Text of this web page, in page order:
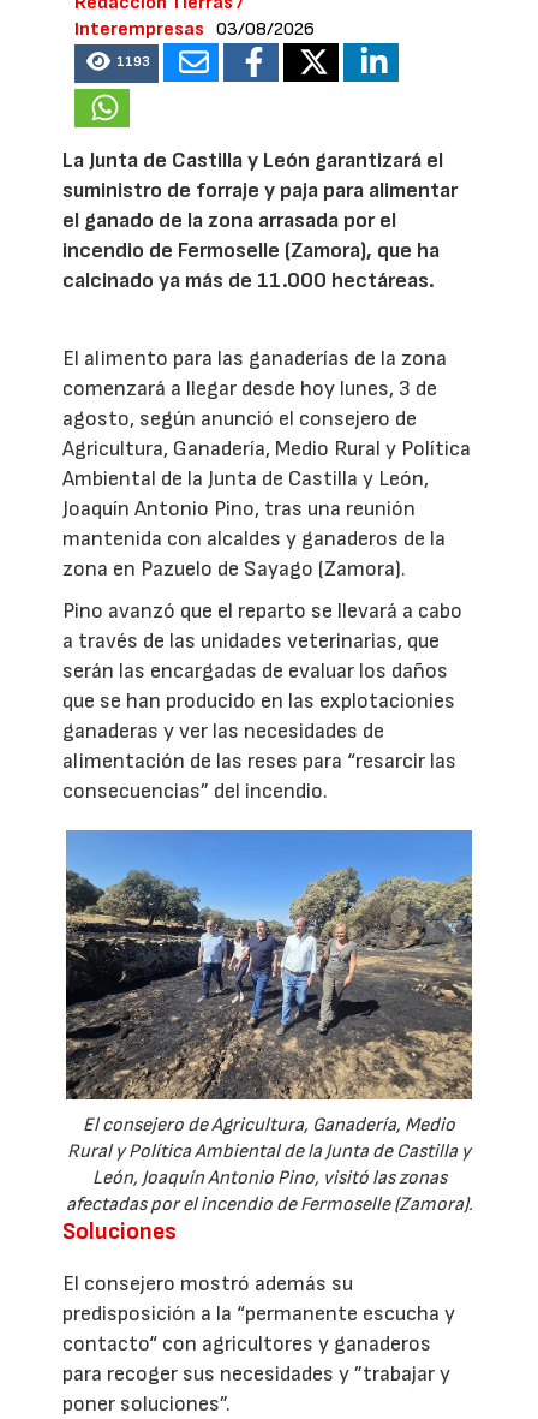
Interempresas
03/08/2026
1193
La Junta de Castilla y León garantizará el
suministro de forraje y paja para alimentar
el ganado de la zona arrasada por el
incendio de Fermoselle (Zamora), que ha
calcinado ya más de 11.000 hectáreas.
El alimento para las ganaderías de la zona
comenzará a llegar desde hoy lunes, 3 de
agosto, según anunció el consejero de
Agricultura, Ganadería, Medio Rural y Política
Ambiental de la Junta de Castilla y León,
Joaquín Antonio Pino, tras una reunión
mantenida con alcaldes y ganaderos de la
zona en Pazuelo de Sayago (Zamora).
Pino avanzó que el reparto se llevará a cabo
a través de las unidades veterinarias, que
serán las encargadas de evaluar los daños
que se han producido en las explotacionies
ganaderas y ver las necesidades de
alimentación de las reses para “resarcir las
consecuencias” del incendio.
El consejero de Agricultura, Ganadería, Medio
Rural y Política Ambiental de la Junta de Castilla y
León, Joaquín Antonio Pino, visitó las zonas
afectadas por el incendio de Fermoselle (Zamora).
Soluciones
El consejero mostró además su
predisposición a la “permanente escucha y
contacto“ con agricultores y ganaderos
para recoger sus necesidades y ”trabajar y
poner soluciones”.